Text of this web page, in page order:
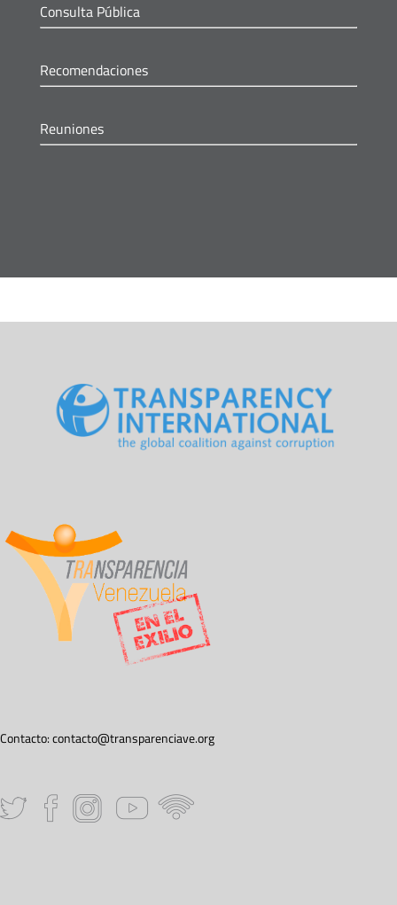
Consulta Pública
Recomendaciones
Reuniones
Contacto:contacto@transparenciave.org